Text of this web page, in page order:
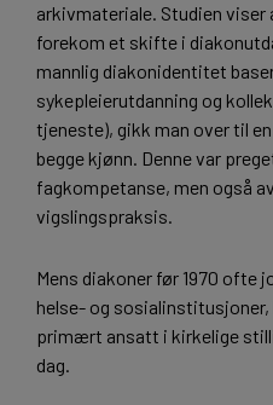
arkivmateriale. Studien viser
forekom et skifte i
mannlig diakonidentitet
sykepleierutdanning og
tjeneste), gikk man over til
begge kjønn. Denne var
fagkompetanse, men også
vigslingspraksis.
Mens diakoner før 1970 ofte
helse- og
primært ansatt i kirkelige
dag.